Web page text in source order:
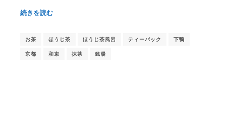
続きを読む
お茶 ほうじ茶 ほうじ茶風呂 ティーパック 下鴨
京都 和束 抹茶 銭湯